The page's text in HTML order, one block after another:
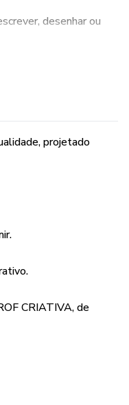
desenhar ou
E ECONÔMICO!
projetado
CRIATIVA, de